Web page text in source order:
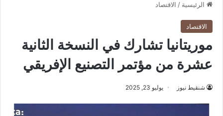
الرئيسية / الاقتصاد
الاقتصاد
موريتانيا تشارك في النسخة الثانية
عشرة من مؤتمر التصنيع الإفريقي
شنقيط نيوز يوليو 23, 2025